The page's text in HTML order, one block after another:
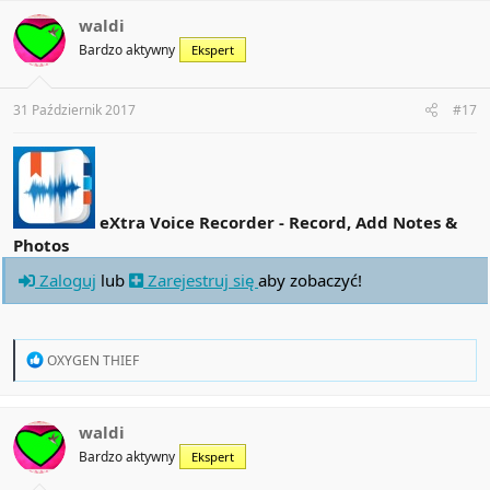
t
i
o
s
:
waldi
Bardzo aktywny Ekspert
31 Październik 2017 #17
eXtra Voice Recorder - Record, Add Notes &
Photos
Zaloguj lub Zarejestruj się aby zobaczyć!
R
t
i
o
OXYGEN THIEF
waldi
Bardzo aktywny Ekspert